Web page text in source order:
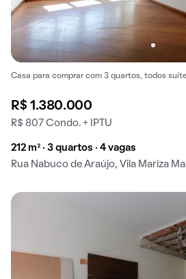
Casa para comprar com 3 quartos, todos
R$ 1.380.000
R$ 807 Condo. + IPTU
212 m² · 3 quartos · 4 vagas
Rua Nabuco de Araújo, Vila Mariza